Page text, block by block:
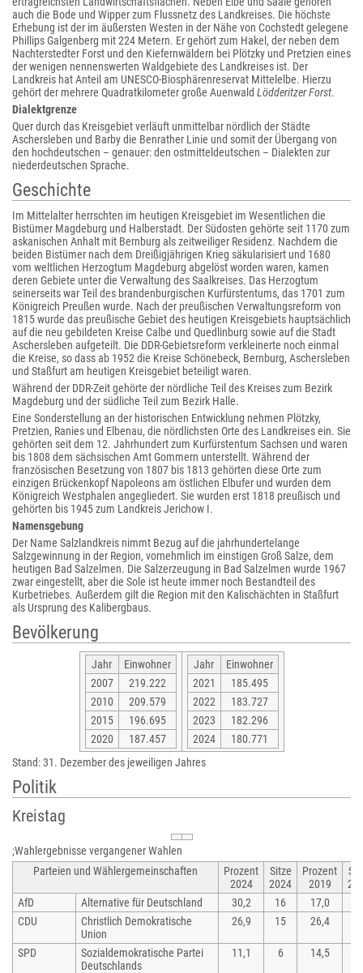
auch die Bode und Wipper zum Flussnetz des Landkreises. Die höchste
Erhebung ist der im äußersten Westen in der Nähe von Cochstedt gelegene
Phillips Galgenberg mit 224 Metern. Er gehört zum Hakel, der neben dem
Nachterstedter Forst und den Kiefernwäldern bei Plötzky und Pretzien eines
der wenigen nennenswerten Waldgebiete des Landkreises ist. Der
Landkreis hat Anteil am UNESCO-Biosphärenreservat Mittelelbe. Hierzu
gehört der mehrere Quadratkilometer große Auenwald Lödderitzer Forst.
Dialektgrenze
Quer durch das Kreisgebiet verläuft unmittelbar nördlich der Städte
Aschersleben und Barby die Benrather Linie und somit der Übergang von
den hochdeutschen – genauer: den ostmitteldeutschen – Dialekten zur
niederdeutschen Sprache.
Geschichte
Im Mittelalter herrschten im heutigen Kreisgebiet im Wesentlichen die
Bistümer Magdeburg und Halberstadt. Der Südosten gehörte seit 1170 zum
askanischen Anhalt mit Bernburg als zeitweiliger Residenz. Nachdem die
beiden Bistümer nach dem Dreißigjährigen Krieg säkularisiert und 1680
vom weltlichen Herzogtum Magdeburg abgelöst worden waren, kamen
deren Gebiete unter die Verwaltung des Saalkreises. Das Herzogtum
seinerseits war Teil des brandenburgischen Kurfürstentums, das 1701 zum
Königreich Preußen wurde. Nach der preußischen Verwaltungsreform von
1815 wurde das preußische Gebiet des heutigen Kreisgebiets hauptsächlich
auf die neu gebildeten Kreise Calbe und Quedlinburg sowie auf die Stadt
Aschersleben aufgeteilt. Die DDR-Gebietsreform verkleinerte noch einmal
die Kreise, so dass ab 1952 die Kreise Schönebeck, Bernburg, Aschersleben
und Staßfurt am heutigen Kreisgebiet beteiligt waren.
Während der DDR-Zeit gehörte der nördliche Teil des Kreises zum Bezirk
Magdeburg und der südliche Teil zum Bezirk Halle.
Eine Sonderstellung an der historischen Entwicklung nehmen Plötzky,
Pretzien, Ranies und Elbenau, die nördlichsten Orte des Landkreises ein. Sie
gehörten seit dem 12. Jahrhundert zum Kurfürstentum Sachsen und waren
bis 1808 dem sächsischen Amt Gommern unterstellt. Während der
französischen Besetzung von 1807 bis 1813 gehörten diese Orte zum
einzigen Brückenkopf Napoleons am östlichen Elbufer und wurden dem
Königreich Westphalen angegliedert. Sie wurden erst 1818 preußisch und
gehörten bis 1945 zum Landkreis Jerichow I.
Namensgebung
Der Name Salzlandkreis nimmt Bezug auf die jahrhundertelange
Salzgewinnung in der Region, vornehmlich im einstigen Groß Salze, dem
heutigen Bad Salzelmen. Die Salzerzeugung in Bad Salzelmen wurde 1967
zwar eingestellt, aber die Sole ist heute immer noch Bestandteil des
Kurbetriebes. Außerdem gilt die Region mit den Kalischächten in Staßfurt
als Ursprung des Kalibergbaus.
Bevölkerung
Jahr
Einwohner
2007
219.222
2010
209.579
2015
196.695
2020
187.457
Jahr
Einwohner
2021
185.495
2022
183.727
2023
182.296
2024
180.771
Stand: 31. Dezember des jeweiligen Jahres
Politik
Kreistag
;Wahlergebnisse vergangener Wahlen
Parteien und Wählergemeinschaften
Prozent
2024
Sitze
2024
Prozent
2019
AfD
Alternative für Deutschland 30,2 16 17,0
CDU
Christlich Demokratische
Union
26,9 15 26,4
SPD
Sozialdemokratische Partei
Deutschlands
11,1 6 14,5